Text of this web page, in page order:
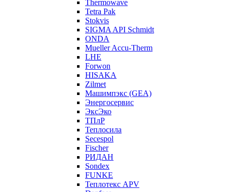
Thermowave
Tetra Pak
Stokvis
SIGMA API Schmidt
ONDA
Mueller Accu-Therm
LHE
Forwon
HISAKA
Zilmet
Машимпэкс (GEA)
Энергосервис
ЭксЭко
ТПлР
Теплосила
Secespol
Fischer
РИДАН
Sondex
FUNKE
Теплотекс APV